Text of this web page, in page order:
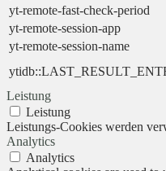
yt-remote-fast-check-period
yt-remote-session-app
yt-remote-session-name
Leistung
Leistung
Leistungs-Cookies werden
Analytics
Analytics